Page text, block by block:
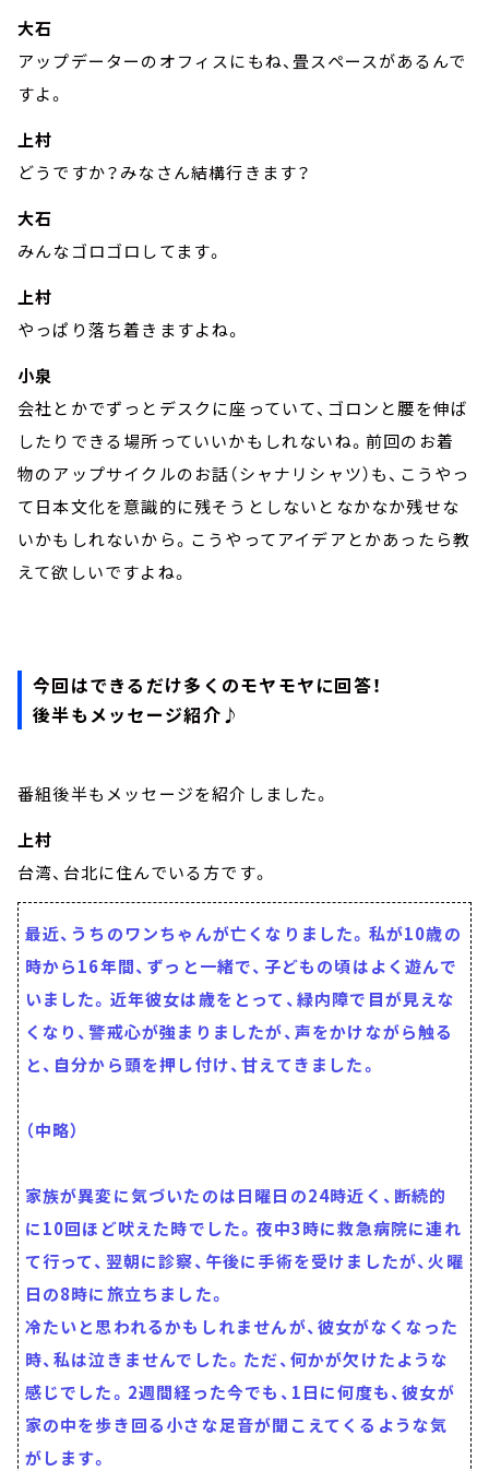
大石
アップデーターのオフィスにもね、畳スペースがあるんで
すよ。
上村
どうですか？みなさん結構行きます？
大石
みんなゴロゴロしてます。
上村
やっぱり落ち着きますよね。
小泉
会社とかでずっとデスクに座っていて、ゴロンと腰を伸ば
したりできる場所っていいかもしれないね。前回のお着
物のアップサイクルのお話（シャナリシャツ）も、こうやっ
て日本文化を意識的に残そうとしないとなかなか残せな
いかもしれないから。こうやってアイデアとかあったら教
えて欲しいですよね。
今回はできるだけ多くのモヤモヤに回答！
後半もメッセージ紹介♪
番組後半もメッセージを紹介しました。
上村
台湾、台北に住んでいる方です。
最近、うちのワンちゃんが亡くなりました。私が10歳の
時から16年間、ずっと一緒で、子どもの頃はよく遊んで
いました。近年彼女は歳をとって、緑内障で目が見えな
くなり、警戒心が強まりましたが、声をかけながら触る
と、自分から頭を押し付け、甘えてきました。
（中略）
家族が異変に気づいたのは日曜日の24時近く、断続的
に10回ほど吠えた時でした。夜中3時に救急病院に連れ
て行って、翌朝に診察、午後に手術を受けましたが、火曜
日の8時に旅立ちました。
冷たいと思われるかもしれませんが、彼女がなくなった
時、私は泣きませんでした。ただ、何かが欠けたような
感じでした。2週間経った今でも、1日に何度も、彼女が
家の中を歩き回る小さな足音が聞こえてくるような気
がします。